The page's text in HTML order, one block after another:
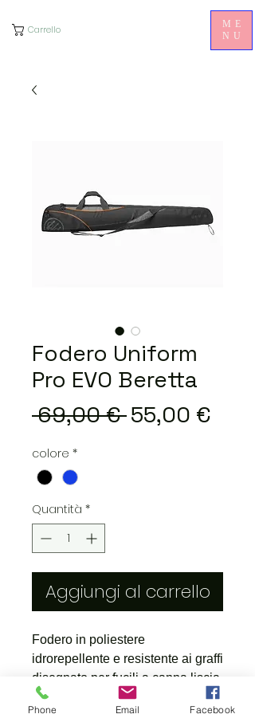
Carrello
ME
NU
Fodero Uniform
Pro EVO Beretta
69,00 € Prezzo
55,00 €
colore *
Quantità *
Aggiungi al carrello
Fodero in poliestere
idrorepellente e resistente ai graffi
disegnato per fucili a canna liscia
con lunghezza canna fino a
Phone Email Facebook